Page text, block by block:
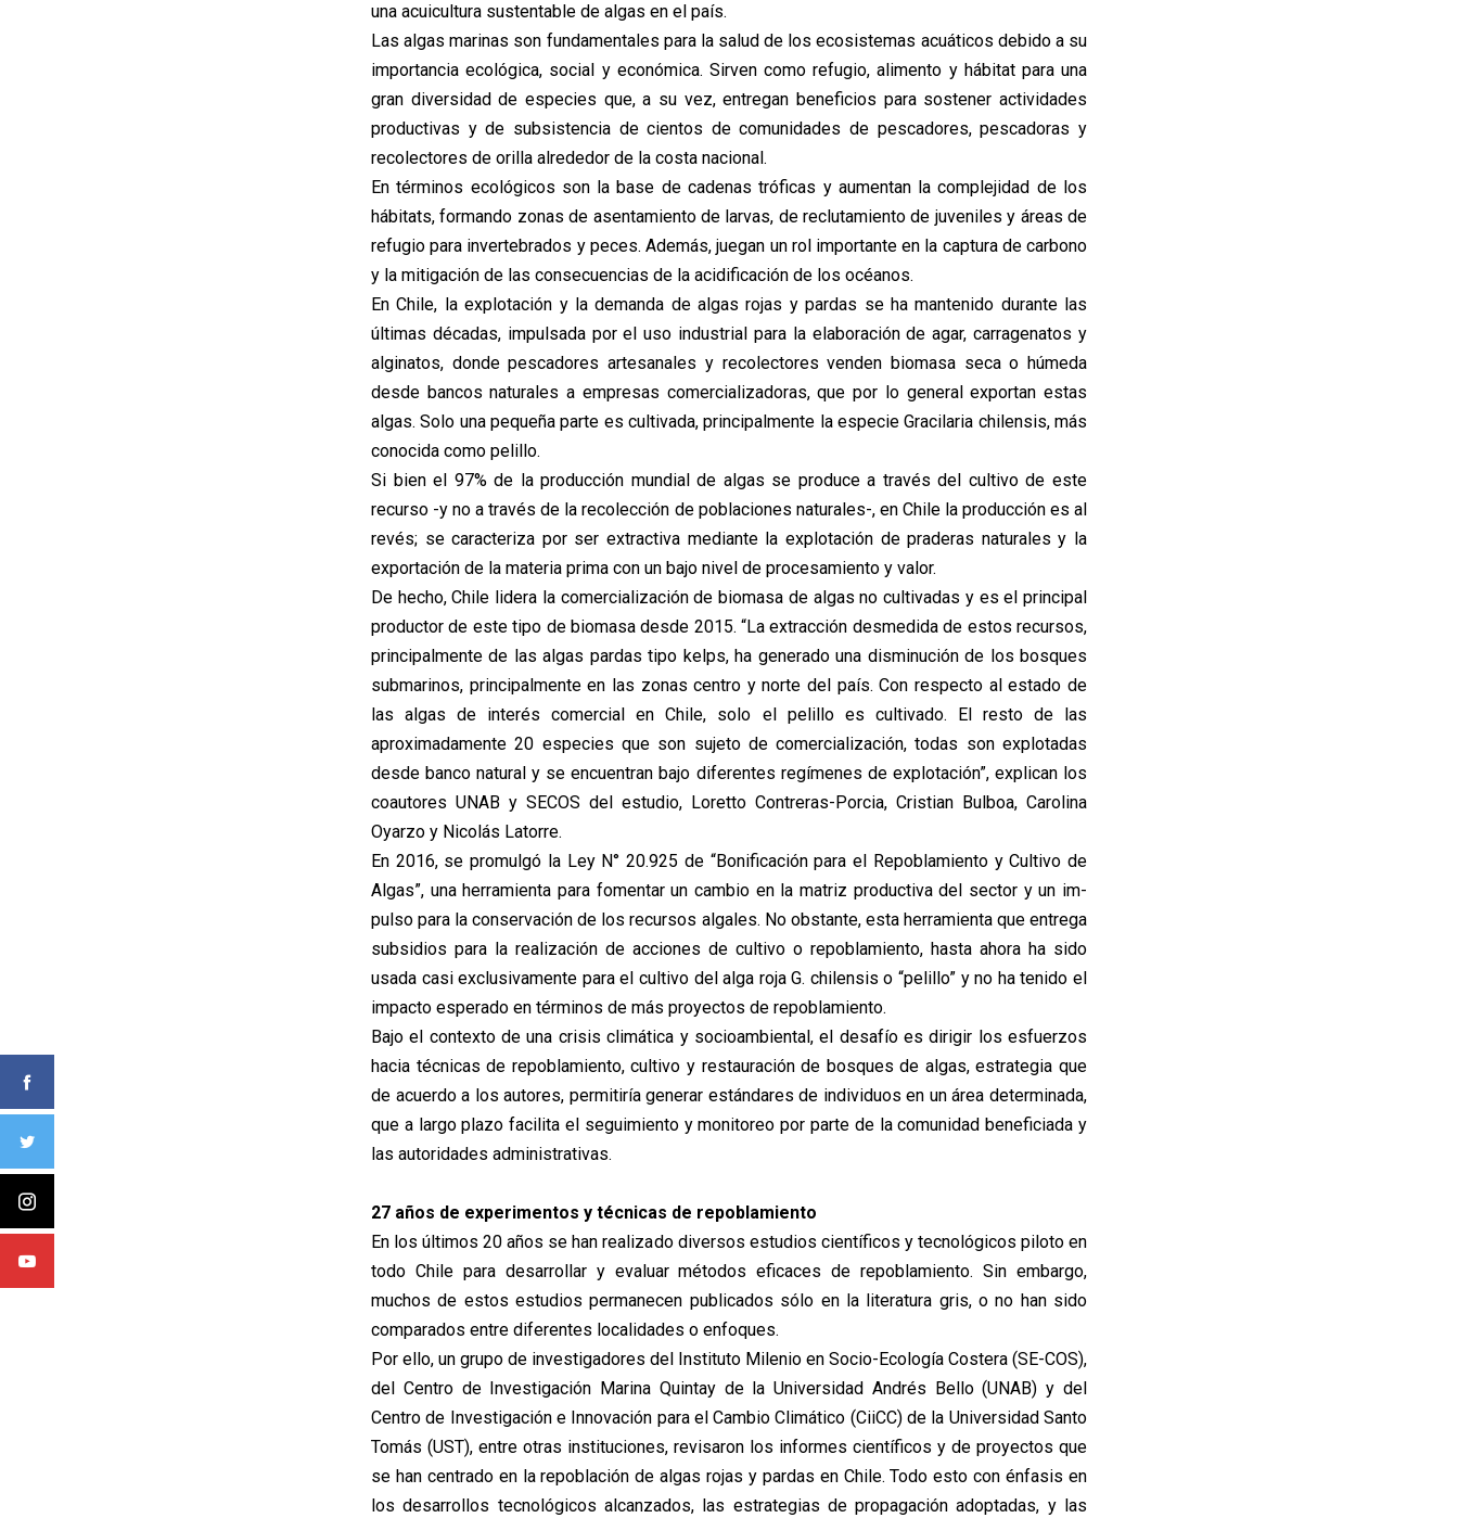
una acuicultura sustentable de algas en el país.
Las algas marinas son fundamentales para la salud de los ecosistemas acuáticos debido a su
importancia ecológica, social y económica. Sirven como refugio, alimento y hábitat para una
gran diversidad de especies que, a su vez, entregan beneficios para sostener actividades
productivas y de subsistencia de cientos de comunidades de pescadores, pescadoras y
recolectores de orilla alrededor de la costa nacional.
En términos ecológicos son la base de cadenas tróficas y aumentan la complejidad de los
hábitats, formando zonas de asentamiento de larvas, de reclutamiento de juveniles y áreas de
refugio para invertebrados y peces. Además, juegan un rol importante en la captura de carbono
y la mitigación de las consecuencias de la acidificación de los océanos.
En Chile, la explotación y la demanda de algas rojas y pardas se ha mantenido durante las
últimas décadas, impulsada por el uso industrial para la elaboración de agar, carragenatos y
alginatos, donde pescadores artesanales y recolectores venden biomasa seca o húmeda
desde bancos naturales a empresas comercializadoras, que por lo general exportan estas
algas. Solo una pequeña parte es cultivada, principalmente la especie Gracilaria chilensis, más
conocida como pelillo.
Si bien el 97% de la producción mundial de algas se produce a través del cultivo de este
recurso -y no a través de la recolección de poblaciones naturales-, en Chile la producción es al
revés; se caracteriza por ser extractiva mediante la explotación de praderas naturales y la
exportación de la materia prima con un bajo nivel de procesamiento y valor.
De hecho, Chile lidera la comercialización de biomasa de algas no cultivadas y es el principal
productor de este tipo de biomasa desde 2015. “La extracción desmedida de estos recursos,
principalmente de las algas pardas tipo kelps, ha generado una disminución de los bosques
submarinos, principalmente en las zonas centro y norte del país. Con respecto al estado de
las algas de interés comercial en Chile, solo el pelillo es cultivado. El resto de las
aproximadamente 20 especies que son sujeto de comercialización, todas son explotadas
desde banco natural y se encuentran bajo diferentes regímenes de explotación”, explican los
coautores UNAB y SECOS del estudio, Loretto Contreras-Porcia, Cristian Bulboa, Carolina
Oyarzo y Nicolás Latorre.
En 2016, se promulgó la Ley N° 20.925 de “Bonificación para el Repoblamiento y Cultivo de
Algas”, una herramienta para fomentar un cambio en la matriz productiva del sector y un im-
pulso para la conservación de los recursos algales. No obstante, esta herramienta que entrega
subsidios para la realización de acciones de cultivo o repoblamiento, hasta ahora ha sido
usada casi exclusivamente para el cultivo del alga roja G. chilensis o “pelillo” y no ha tenido el
impacto esperado en términos de más proyectos de repoblamiento.
Bajo el contexto de una crisis climática y socioambiental, el desafío es dirigir los esfuerzos
hacia técnicas de repoblamiento, cultivo y restauración de bosques de algas, estrategia que
de acuerdo a los autores, permitiría generar estándares de individuos en un área determinada,
que a largo plazo facilita el seguimiento y monitoreo por parte de la comunidad beneficiada y
las autoridades administrativas.
27 años de experimentos y técnicas de repoblamiento
En los últimos 20 años se han realizado diversos estudios científicos y tecnológicos piloto en
todo Chile para desarrollar y evaluar métodos eficaces de repoblamiento. Sin embargo,
muchos de estos estudios permanecen publicados sólo en la literatura gris, o no han sido
comparados entre diferentes localidades o enfoques.
Por ello, un grupo de investigadores del Instituto Milenio en Socio-Ecología Costera (SE-COS),
del Centro de Investigación Marina Quintay de la Universidad Andrés Bello (UNAB) y del
Centro de Investigación e Innovación para el Cambio Climático (CiiCC) de la Universidad Santo
Tomás (UST), entre otras instituciones, revisaron los informes científicos y de proyectos que
se han centrado en la repoblación de algas rojas y pardas en Chile. Todo esto con énfasis en
los desarrollos tecnológicos alcanzados, las estrategias de propagación adoptadas, y las